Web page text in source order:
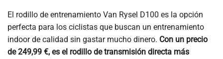
El rodillo de entrenamiento Van Rysel D100 es la opción
perfecta para los ciclistas que buscan un entrenamiento
indoor de calidad sin gastar mucho dinero. Con un precio
de 249,99 €, es el rodillo de transmisión directa más